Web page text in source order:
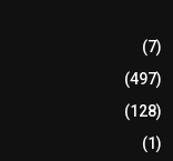
(7)
(497)
(128)
(1)